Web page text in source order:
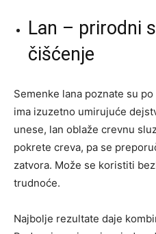
Lan – prirodni
čišćenje
Semenke lana poznate su
ima izuzetno umirujuće
unese, lan oblaže crevnu
pokrete creva, pa se
zatvora. Može se koristiti
trudnoće.
Najbolje rezultate daje